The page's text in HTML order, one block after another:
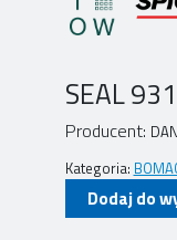
SEAL
Producent:
Kategoria:
Dodaj do